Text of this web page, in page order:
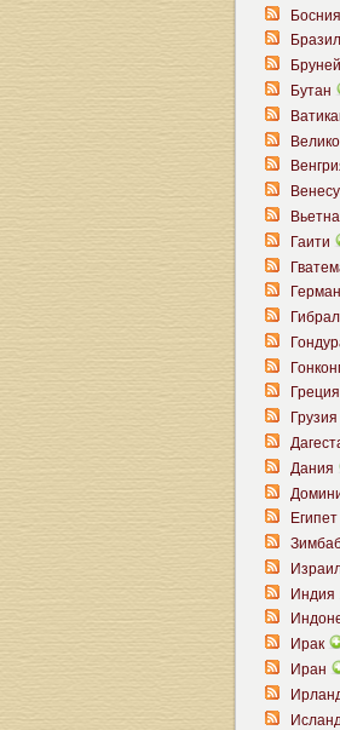
Бруней
Бутан
Гаити
Греция
Грузия
Дания
Египет
Индия
Ирак
Иран